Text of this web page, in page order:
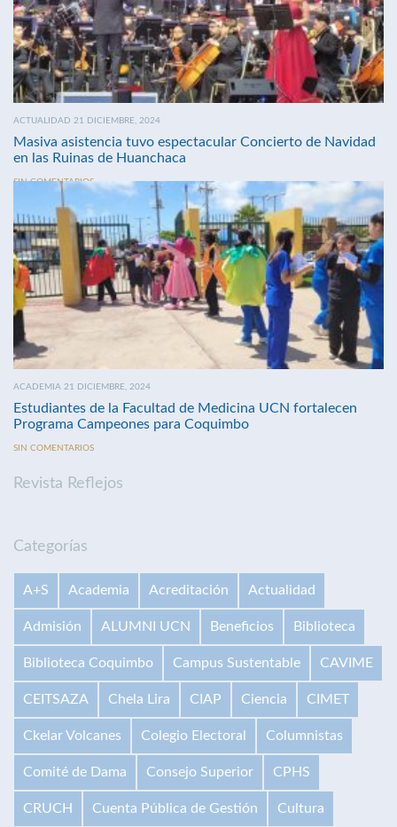
ACTUALIDAD 21 DICIEMBRE, 2024
Masiva asistencia tuvo espectacular Concierto de Navidad
en las Ruinas de Huanchaca
SIN COMENTARIOS
ACADEMIA 21 DICIEMBRE, 2024
Estudiantes de la Facultad de Medicina UCN fortalecen
Programa Campeones para Coquimbo
SIN COMENTARIOS
Revista Reflejos
Categorías
A+S Academia Acreditación Actualidad
Admisión ALUMNI UCN Beneficios Biblioteca
Biblioteca Coquimbo Campus Sustentable CAVIME
CEITSAZA Chela Lira CIAP Ciencia CIMET
Ckelar Volcanes Colegio Electoral Columnistas
Comité de Dama Consejo Superior CPHS
CRUCH Cuenta Pública de Gestión Cultura